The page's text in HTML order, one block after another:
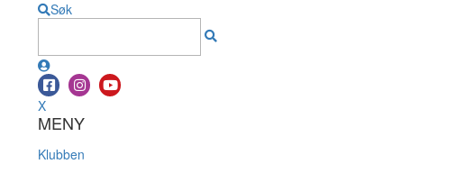
Søk
X
MENY
Klubben